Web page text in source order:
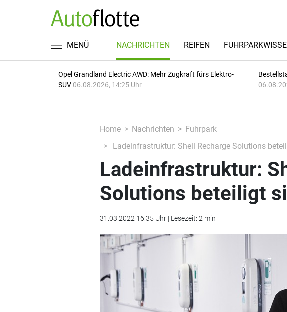
MENÜ NACHRICHTEN REIFEN
Opel Grandland Electric AWD: Mehr Zugkraft fürs Elektro-
SUV 06.08.2026, 14:25 Uhr
Home Nachrichten
Fuhrpark
Ladeinfrastruktur: Shell Recharge Solutions
Ladeinfrastruktur:
Solutions beteiligt
31.03.2022 16:35 Uhr | Lesezeit: 2 min